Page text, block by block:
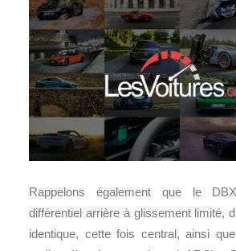
Rappelons également que le
différentiel arrière à glissement limité,
identique, cette fois central, ainsi